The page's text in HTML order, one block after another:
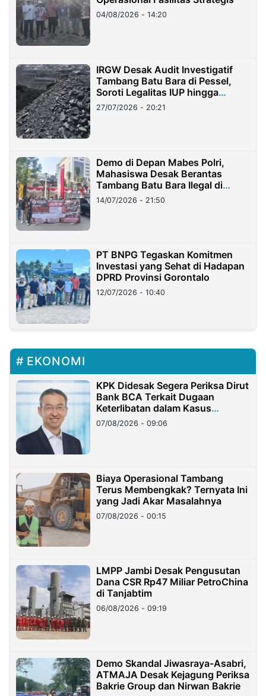
04/08/2026 - 14:20
IRGW Desak Audit Investigatif
Tambang Batu Bara di Pessel,
Soroti Legalitas IUP hingga
Stockpile
27/07/2026 - 20:21
Demo di Depan Mabes Polri,
Mahasiswa Desak Berantas
Tambang Batu Bara Ilegal di
Lampung
14/07/2026 - 21:50
PT BNPG Tegaskan Komitmen
Investasi yang Sehat di Hadapan
DPRD Provinsi Gorontalo
12/07/2026 - 10:40
EKONOMI
KPK Didesak Segera Periksa Dirut
Bank BCA Terkait Dugaan
Keterlibatan dalam Kasus
Hilangnya Dana Nasabah Rp2,58
Miliar
07/08/2026 - 09:06
Biaya Operasional Tambang
Terus Membengkak? Ternyata Ini
yang Jadi Akar Masalahnya
07/08/2026 - 00:15
LMPP Jambi Desak Pengusutan
Dana CSR Rp47 Miliar PetroChina
di Tanjabtim
06/08/2026 - 09:19
Demo Skandal Jiwasraya-Asabri,
ATMAJA Desak Kejagung Periksa
Bakrie Group dan Nirwan Bakrie